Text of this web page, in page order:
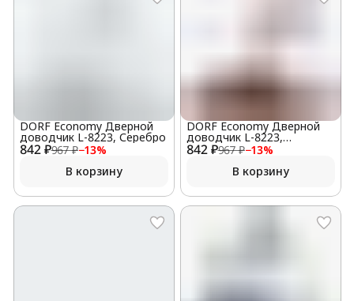
842 ₽967 ₽−13%
DORF Economy Дверной
доводчик L-8223, Серебро
В корзину
842 ₽967 ₽−13%
DORF Economy Дверной
доводчик L-8223,
Коричневый
В корзину